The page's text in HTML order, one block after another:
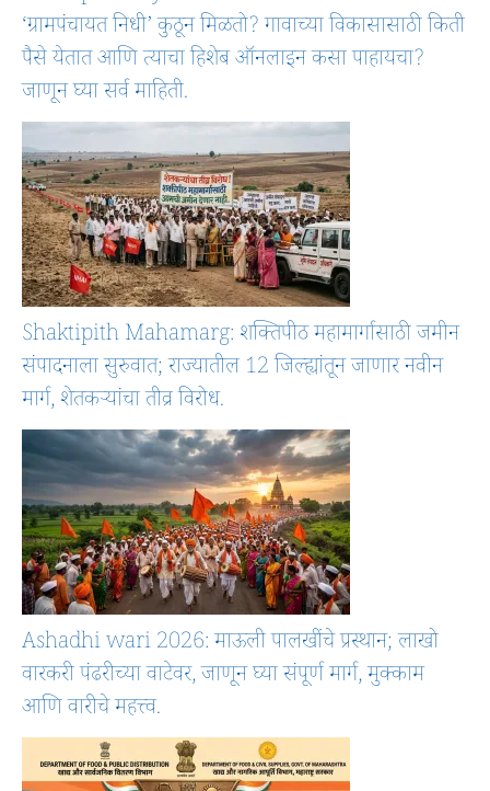
‘ग्रामपंचायत निधी’ कुठून मिळतो? गावाच्या विकासासाठी किती
पैसे येतात आणि त्याचा हिशेब ऑनलाइन कसा पाहायचा?
जाणून घ्या सर्व माहिती.
Shaktipith Mahamarg: शक्तिपीठ महामार्गासाठी जमीन
संपादनाला सुरुवात; राज्यातील 12 जिल्ह्यांतून जाणार नवीन
मार्ग, शेतकऱ्यांचा तीव्र विरोध.
Ashadhi wari 2026: माऊली पालखींचे प्रस्थान; लाखो
वारकरी पंढरीच्या वाटेवर, जाणून घ्या संपूर्ण मार्ग, मुक्काम
आणि वारीचे महत्त्व.